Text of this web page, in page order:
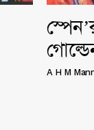
A H M